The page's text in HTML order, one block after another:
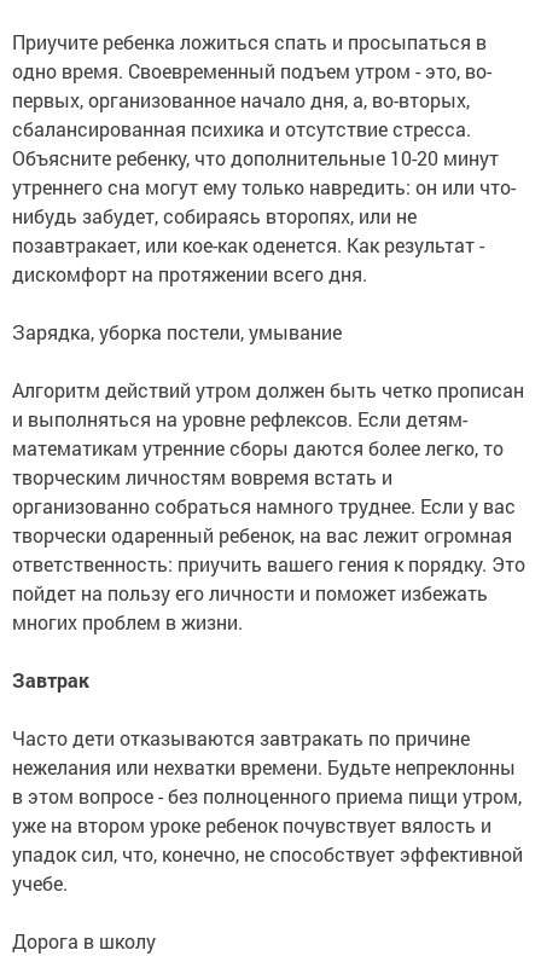
Приучите ребенка ложиться спать и просыпаться в
одно время. Своевременный подъем утром - это, во-
первых, организованное начало дня, а, во-вторых,
сбалансированная психика и отсутствие стресса.
Объясните ребенку, что дополнительные 10-20 минут
утреннего сна могут ему только навредить: он или что-
нибудь забудет, собираясь второпях, или не
позавтракает, или кое-как оденется. Как результат -
дискомфорт на протяжении всего дня.
Зарядка, уборка постели, умывание
Алгоритм действий утром должен быть четко прописан
и выполняться на уровне рефлексов. Если детям-
математикам утренние сборы даются более легко, то
творческим личностям вовремя встать и
организованно собраться намного труднее. Если у вас
творчески одаренный ребенок, на вас лежит огромная
ответственность: приучить вашего гения к порядку. Это
пойдет на пользу его личности и поможет избежать
многих проблем в жизни.
Завтрак
Часто дети отказываются завтракать по причине
нежелания или нехватки времени. Будьте непреклонны
в этом вопросе - без полноценного приема пищи утром,
уже на втором уроке ребенок почувствует вялость и
упадок сил, что, конечно, не способствует эффективной
учебе.
Дорога в школу